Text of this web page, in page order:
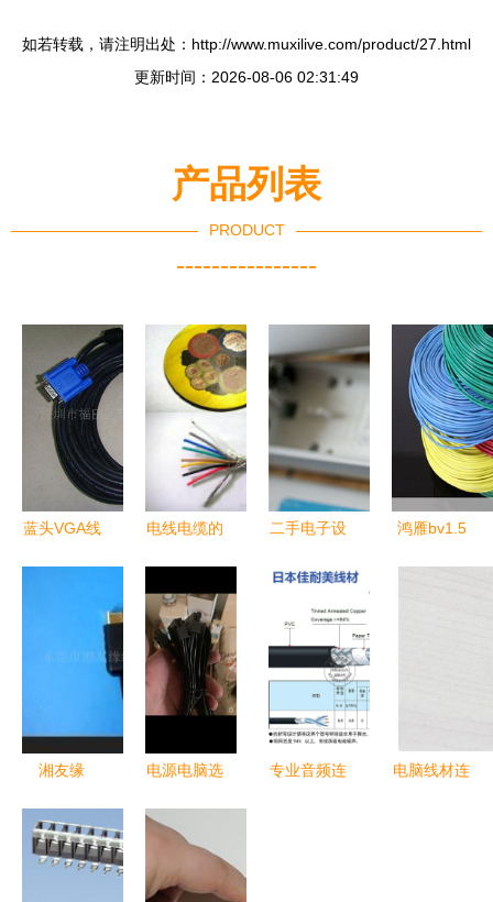
如若转载，请注明出处：http://www.muxilive.com/product/27.html
更新时间：2026-08-06 02:31:49
产品列表
PRODUCT
----------------
蓝头VGA线
显示器连接
电线电缆的
二手电子设
郎P25、Wii
与HIFI线材
的跨界探索
鸿雁bv1.5
湘友缘
AV连接线
为经典主机
电源电脑选
东电线材如
何满足需求
专业音频连
电脑线材连